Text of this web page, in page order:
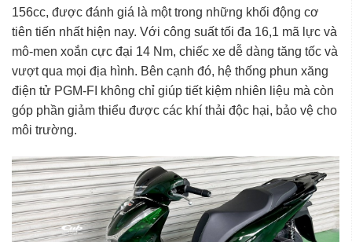
156cc, được đánh giá là một trong những khối động cơ
tiên tiến nhất hiện nay. Với công suất tối đa 16,1 mã lực và
mô-men xoắn cực đại 14 Nm, chiếc xe dễ dàng tăng tốc và
vượt qua mọi địa hình. Bên cạnh đó, hệ thống phun xăng
điện tử PGM-FI không chỉ giúp tiết kiệm nhiên liệu mà còn
góp phần giảm thiểu được các khí thải độc hại, bảo vệ cho
môi trường.